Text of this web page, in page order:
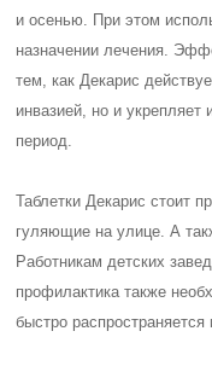
и осенью. При этом
назначении лечения.
тем, как Декарис
инвазией, но и укрепляет
период.
Таблетки Декарис стоит
гуляющие на улице. А
Работникам детских
профилактика также
быстро распространяется